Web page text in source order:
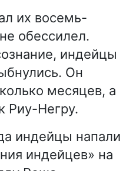
их восемь-
обессилел.
индейцы
Он
месяцев, а
Риу-Негру.
индейцы напали
индейцев» на